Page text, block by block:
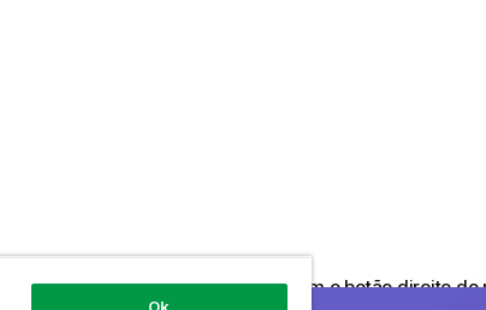
é aberto quando você clica com o botão direito do